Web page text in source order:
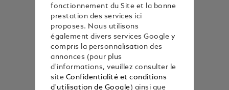
fonctionnement du Site et la bonne
prestation des services ici
proposes. Nous utilisons
également divers services Google y
compris la personnalisation des
annonces (pour plus
d'informations, veuillez consulter le
site Confidentialité et conditions
d'utilisation de Google) ainsi que